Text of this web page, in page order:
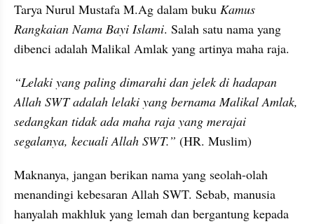
Tarya Nurul Mustafa M.Ag dalam buku Kamus
Rangkaian Nama Bayi Islami. Salah satu nama yang
dibenci adalah Malikal Amlak yang artinya maha raja.
“Lelaki yang paling dimarahi dan jelek di hadapan
Allah SWT adalah lelaki yang bernama Malikal Amlak,
sedangkan tidak ada maha raja yang merajai
segalanya, kecuali Allah SWT.” (HR. Muslim)
Maknanya, jangan berikan nama yang seolah-olah
menandingi kebesaran Allah SWT. Sebab, manusia
hanyalah makhluk yang lemah dan bergantung kepada